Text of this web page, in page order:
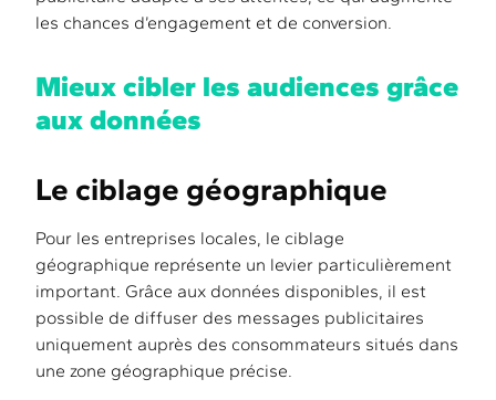
les chances d’engagement et de conversion.
Mieux cibler les audiences grâce
aux données
Le ciblage géographique
Pour les entreprises locales, le ciblage
géographique représente un levier particulièrement
important. Grâce aux données disponibles, il est
possible de diffuser des messages publicitaires
uniquement auprès des consommateurs situés dans
une zone géographique précise.